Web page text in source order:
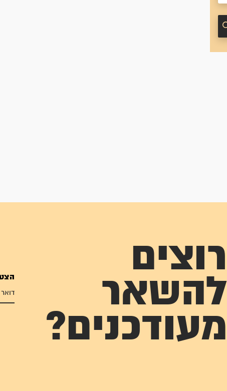
רוצים
להשאר
מעודכנים?